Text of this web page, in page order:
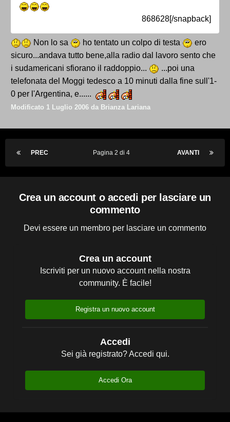
868628[/snapback]
Non lo sa ho tentato un colpo di testa
ero
sicuro...andava tutto bene,alla radio dal lavoro sento che
i sudamericani sfiorano il raddoppio...
...poi una
telefonata del Moggi tedesco a 10 minuti dalla fine sull'1-
0 per l'Argentina, e......
Modificato 1 Luglio 2006 da Brianza Lariana
PREC AVANTI
Pagina 2 di 4
Crea un account o accedi per lasciare un
commento
Devi essere un membro per lasciare un commento
Crea un account
Iscriviti per un nuovo account nella nostra
community. È facile!
Registra un nuovo account
Accedi
Sei già registrato? Accedi qui.
Accedi Ora